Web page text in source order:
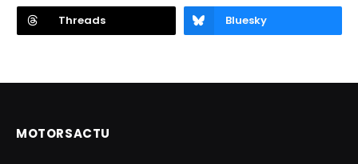
Threads Bluesky
MOTORSACTU